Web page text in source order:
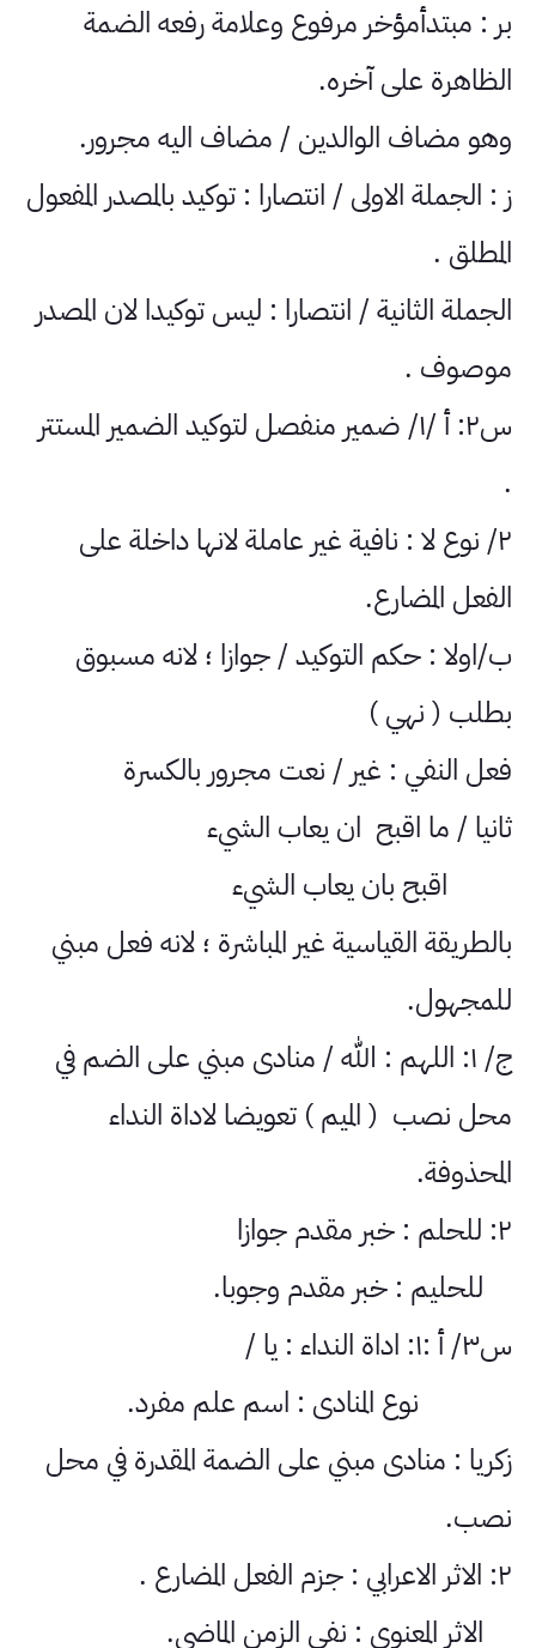
بر : مبتدأمؤخر مرفوع وعلامة رفعه الضمة
الظاهرة على آخره.
وهو مضاف الوالدين / مضاف اليه مجرور.
ز : الجملة الاولى / انتصارا : توكيد بالمصدر المفعول
المطلق .
الجملة الثانية / انتصارا : ليس توكيدا لان المصدر
موصوف .
س٢: أ /١/ ضمير منفصل لتوكيد الضمير المستتر
.
٢/ نوع لا : نافية غير عاملة لانها داخلة على
الفعل المضارع.
ب/اولا : حكم التوكيد / جوازا ؛ لانه مسبوق
بطلب ( نهي )
فعل النفي : غير / نعت مجرور بالكسرة
ثانيا / ما اقبح ان يعاب الشيء
اقبح بان يعاب الشيء
بالطريقة القياسية غير المباشرة ؛ لانه فعل مبني
للمجهول.
ج/ ١: اللهم : الله / منادى مبني على الضم في
محل نصب ( الميم ) تعويضا لاداة النداء
المحذوفة.
٢: للحلم : خبر مقدم جوازا
للحليم : خبر مقدم وجوبا.
س٣/ أ :١: اداة النداء : يا /
نوع المنادى : اسم علم مفرد.
زكريا : منادى مبني على الضمة المقدرة في محل
نصب.
٢: الاثر الاعرابي : جزم الفعل المضارع .
الاثر المعنوي : نفي الزمن الماضي.